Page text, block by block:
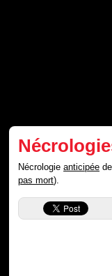
Nécrologieanticipée
pas mort).